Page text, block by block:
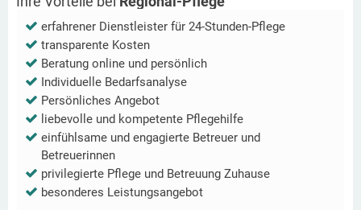
erfahrener Dienstleister für 24-Stunden-Pflege
transparente Kosten
Beratung online und persönlich
Individuelle Bedarfsanalyse
Persönliches Angebot
liebevolle und kompetente Pflegehilfe
einfühlsame und engagierte Betreuer und
Betreuerinnen
privilegierte Pflege und Betreuung Zuhause
besonderes Leistungsangebot